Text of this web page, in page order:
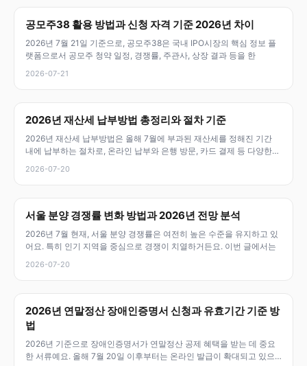
공모주38 활용 방법과 신청 자격 기준 2026년 차이
2026년 7월 21일 기준으로, 공모주38은 국내 IPO시장의 핵심 정보 플
랫폼으로서 공모주 청약 일정, 경쟁률, 주관사, 상장 결과 등을 한
2026-07-21
2026년 재산세 납부방법 총정리와 절차 기준
2026년 재산세 납부방법은 올해 7월에 부과된 재산세를 정해진 기간
내에 납부하는 절차로, 온라인 납부와 은행 방문, 카드 결제 등 다양한
2026-07-20
서울 분양 경쟁률 변화 방법과 2026년 전망 분석
2026년 7월 현재, 서울 분양 경쟁률은 여전히 높은 수준을 유지하고 있
어요. 특히 인기 지역을 중심으로 경쟁이 치열하거든요. 이번 글에서는
2026-07-20
2026년 연말정산 장애인증명서 신청과 유효기간 기준 방
법
2026년 기준으로 장애인증명서가 연말정산 공제 혜택을 받는 데 중요
한 서류예요. 올해 7월 20일 이후부터는 온라인 발급이 확대되고 있으